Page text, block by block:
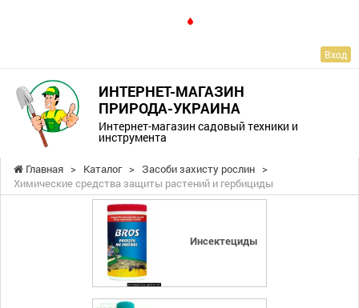
Вход
ИНТЕРНЕТ-МАГАЗИН
ПРИРОДА-УКРАИНА
Интернет-магазин садовый техники и
инструмента
Главная > Каталог > Засоби захисту рослин >
Химические средства защиты растений и гербициды
Инсектециды